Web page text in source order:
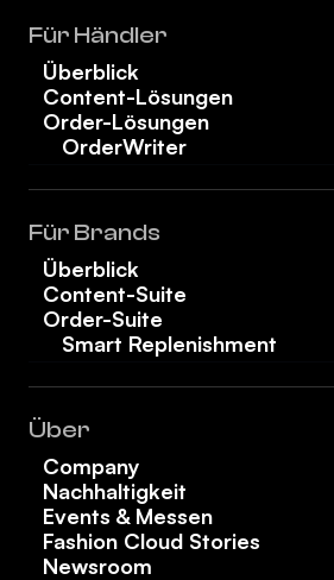
Für Händler
Überblick
Content-Lösungen
Order-Lösungen
OrderWriter
Für Brands
Überblick
Content-Suite
Order-Suite
Smart Replenishment
Über
Company
Nachhaltigkeit
Events & Messen
Fashion Cloud Stories
Newsroom